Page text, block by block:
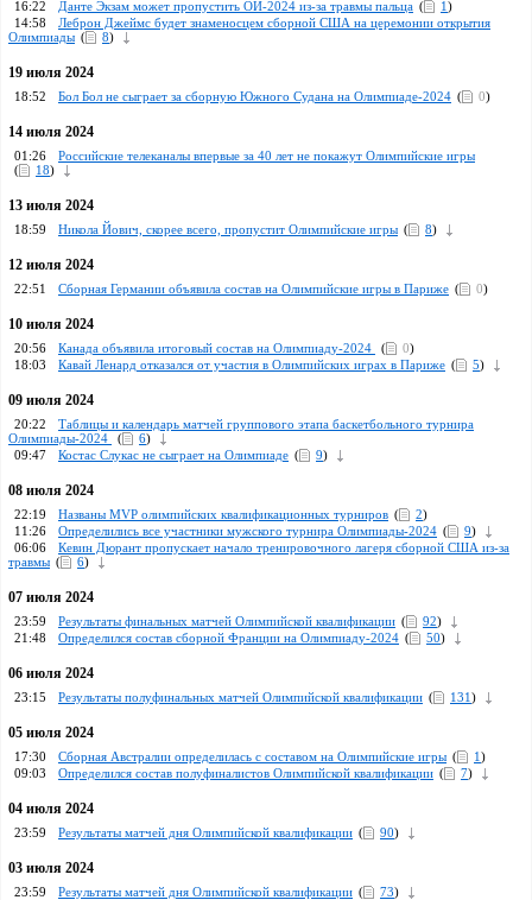
16:22 Данте Экзам может пропустить ОИ-2024 из-за травмы пальца ( 1)
14:58
Леброн Джеймс будет знаменосцем сборной США на церемонии открытия
Олимпиады ( 8)
19 июля 2024
18:52 Бол Бол не сыграет за сборную Южного Судана на Олимпиаде-2024 ( 0)
14 июля 2024
01:26
Российские телеканалы впервые за 40 лет не покажут Олимпийские игры
(
18)
13 июля 2024
18:59 Никола Йович, скорее всего, пропустит Олимпийские игры ( 8)
12 июля 2024
22:51 Сборная Германии объявила состав на Олимпийские игры в Париже ( 0)
10 июля 2024
20:56 Канада объявила итоговый состав на Олимпиаду-2024 ( 0)
18:03
Кавай Ленард отказался от участия в Олимпийских играх в Париже ( 5)
09 июля 2024
20:22
Таблицы и календарь матчей группового этапа баскетбольного турнира
Олимпиады-2024
( 6)
09:47
Костас Слукас не сыграет на Олимпиаде ( 9)
08 июля 2024
22:19 Названы MVP олимпийских квалификационных турниров ( 2)
11:26
Определились все участники мужского турнира Олимпиады-2024 ( 9)
06:06
Кевин Дюрант пропускает начало тренировочного лагеря сборной США из-за
травмы ( 6)
07 июля 2024
23:59 Результаты финальных матчей Олимпийской квалификации ( 92)
21:48
Определился состав сборной Франции на Олимпиаду-2024 ( 50)
06 июля 2024
23:15 Результаты полуфинальных матчей Олимпийской квалификации ( 131)
05 июля 2024
17:30 Сборная Австралии определилась с составом на Олимпийские игры ( 1)
09:03
Определился состав полуфиналистов Олимпийской квалификации ( 7)
04 июля 2024
23:59 Результаты матчей дня Олимпийской квалификации ( 90)
03 июля 2024
23:59 Результаты матчей дня Олимпийской квалификации ( 73)